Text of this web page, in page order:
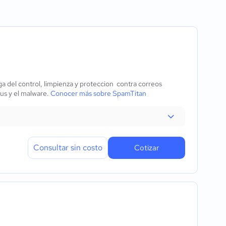
de datos
del control, limpienza y proteccion contra correos
y el malware. Conocer más sobre SpamTitan
Consultar sin costo Cotizar